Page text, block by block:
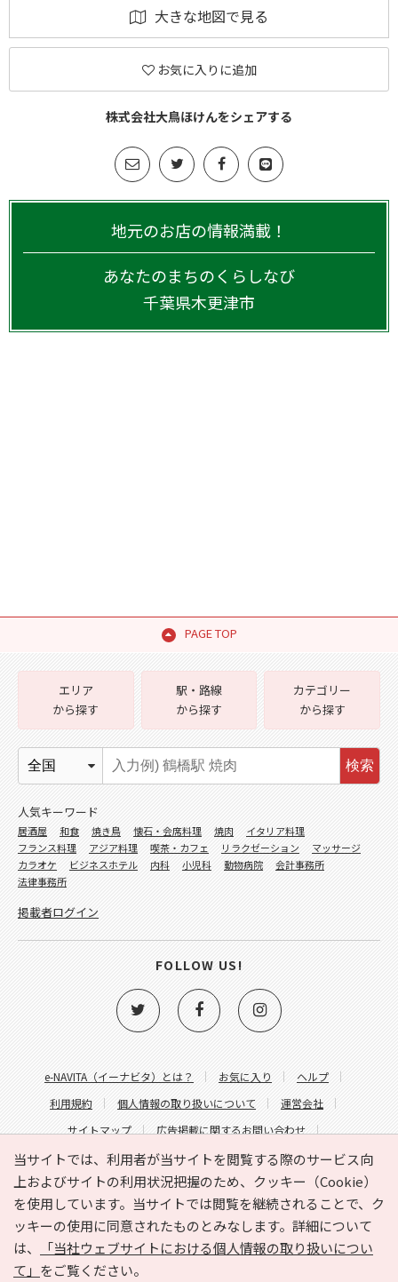
大きな地図で見る
お気に入りに追加
株式会社大鳥ほけんをシェアする
地元のお店の情報満載！
あなたのまちのくらしなび
千葉県木更津市
PAGE TOP
当サイトでは、利用者が当サイトを閲覧する際のサービス向
上およびサイトの利用状況把握のため、クッキー（Cookie）
を使用しています。当サイトでは閲覧を継続されることで、ク
ッキーの使用に同意されたものとみなします。詳細について
は、
「当社ウェブサイトにおける個人情報の取り扱いについ
て」 をご覧ください。
e-NAVITA（イーナビタ）とは？ お気に入り
ヘルプ
利用規約
個人情報の取り扱いについて
運営会社
サイトマップ
広告掲載に関するお問い合わせ
サイトの内容に関するお問い合わせ
エリア
から探す
駅・路線
から探す
カテゴリー
から探す
検索
人気キーワード
居酒屋 和食 焼き鳥 懐石・会席料理 焼肉
イタリア料理
フランス料理
アジア料理 喫茶・カフェ リラクゼーション
マッサージ
カラオケ
ビジネスホテル 内科 小児科 動物病院
会計事務所
法律事務所
掲載者ログイン
FOLLOW US!
Copyright © HYOJITO.Co.,Ltd. All Rights Reserved.